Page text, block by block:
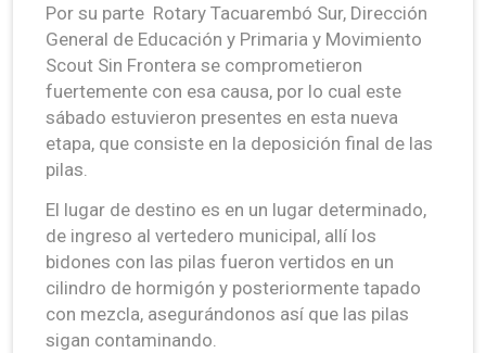
Por su parte Rotary Tacuarembó Sur, Dirección
General de Educación y Primaria y Movimiento
Scout Sin Frontera se comprometieron
fuertemente con esa causa, por lo cual este
sábado estuvieron presentes en esta nueva
etapa, que consiste en la deposición final de las
pilas.
El lugar de destino es en un lugar determinado,
de ingreso al vertedero municipal, allí los
bidones con las pilas fueron vertidos en un
cilindro de hormigón y posteriormente tapado
con mezcla, asegurándonos así que las pilas
sigan contaminando.